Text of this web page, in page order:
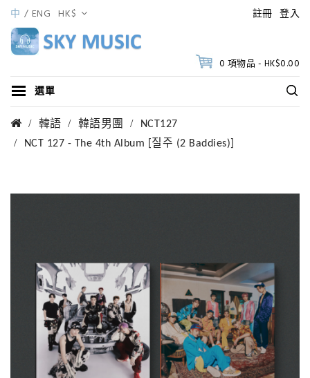
註冊 登入
中 ENG HK$
0 項物品 - HK$0.00
選單
韓語 韓語男團
NCT127
NCT 127 - The 4th Album [질주 (2 Baddies)]